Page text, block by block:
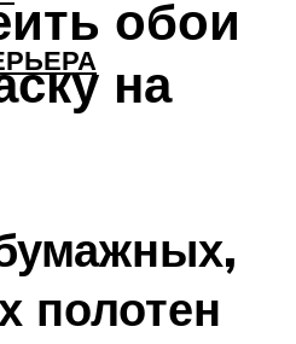
обои
на
полотен